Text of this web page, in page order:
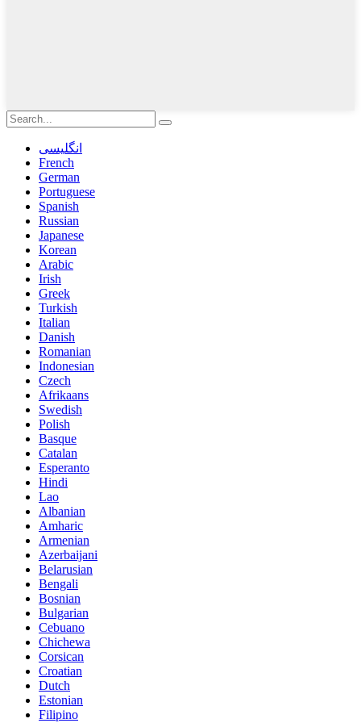
انگلیسی
French
German
Portuguese
Spanish
Russian
Japanese
Korean
Arabic
Irish
Greek
Turkish
Italian
Danish
Romanian
Indonesian
Czech
Afrikaans
Swedish
Polish
Basque
Catalan
Esperanto
Hindi
Lao
Albanian
Amharic
Armenian
Azerbaijani
Belarusian
Bengali
Bosnian
Bulgarian
Cebuano
Chichewa
Corsican
Croatian
Dutch
Estonian
Filipino